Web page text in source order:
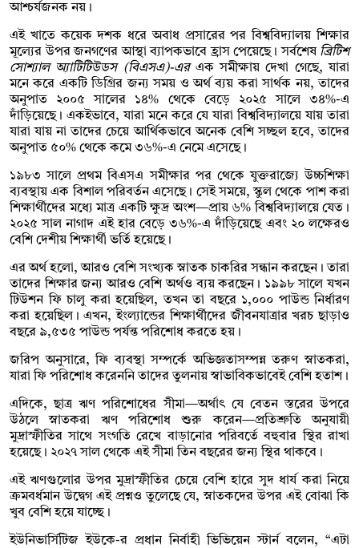
আশ্চর্যজনক নয়।
এই খাতে কয়েক দশক ধরে অবাধ প্রসারের পর বিশ্ববিদ্যালয় শিক্ষার
মূল্যের উপর জনগণের আস্থা ব্যাপকভাবে হ্রাস পেয়েছে। সর্বশেষ ব্রিটিশ
সোশ্যাল অ্যাটিটিউডস (বিএসএ)-এরএক সমীক্ষায় দেখা গেছে, যারা
মনে করে একটি ডিগ্রির জন্য সময় ও অর্থ ব্যয় করা সার্থক নয়, তাদের
অনুপাত ২০০৫ সালের ১৪% থেকে বেড়ে ২০২৫ সালে ৩৪%-এ
দাঁড়িয়েছে। একইভাবে, যারা মনে করে যে যারা বিশ্ববিদ্যালয়ে যায় তারা
যারা যায় না তাদের চেয়ে আর্থিকভাবে অনেক বেশি সচ্ছল হবে, তাদের
অনুপাত ৫০% থেকে কমে ৩৬%-এ নেমে এসেছে।
১৯৮৩ সালে প্রথম বিএসএ সমীক্ষার পর থেকে যুক্তরাজ্যে উচ্চশিক্ষা
ব্যবস্থায় এক বিশাল পরিবর্তন এসেছে। সেই সময়ে, স্কুল থেকে পাশ করা
শিক্ষার্থীদের মধ্যে মাত্র একটি ক্ষুদ্র অংশ—প্রায় ৬% বিশ্ববিদ্যালয়ে যেত।
২০২৫ সাল নাগাদ এই হার বেড়ে ৩৬%-এ দাঁড়িয়েছে এবং ২০ লক্ষেরও
বেশি দেশীয় শিক্ষার্থী ভর্তি হয়েছে।
এর অর্থ হলো, আরও বেশি সংখ্যক স্নাতক চাকরির সন্ধান করছেন। তারা
তাদের শিক্ষার জন্য আরও বেশি অর্থও ব্যয় করছেন। ১৯৯৮ সালে যখন
টিউশন ফি চালু করা হয়েছিল, তখন তা বছরে ১,০০০ পাউন্ড নির্ধারণ
করা হয়েছিল। এখন, ইংল্যান্ডের শিক্ষার্থীদের জীবনযাত্রার খরচ ছাড়াও
বছরে ৯,৫৩৫ পাউন্ড পর্যন্ত পরিশোধ করতে হয়।
জরিপ অনুসারে, ফি ব্যবস্থা সম্পর্কে অভিজ্ঞতাসম্পন্ন তরুণ স্নাতকরা,
যারা ফি পরিশোধ করেননি তাদের তুলনায় স্বাভাবিকভাবেই বেশি হতাশ।
এদিকে, ছাত্র ঋণ পরিশোধের সীমা—অর্থাৎ যে বেতন স্তরের উপরে
উঠলে স্নাতকরা ঋণ পরিশোধ শুরু করেন—প্রতিশ্রুতি অনুযায়ী
মুদ্রাস্ফীতির সাথে সংগতি রেখে বাড়ানোর পরিবর্তে বহুবার স্থির রাখা
হয়েছে। ২০২৭ সাল থেকে এই সীমা তিন বছরের জন্য স্থির থাকবে।
এই ঋণগুলোর উপর মুদ্রাস্ফীতির চেয়ে বেশি হারে সুদ ধার্য করা নিয়ে
ক্রমবর্ধমান উদ্বেগ এই প্রশ্নও তুলেছে যে, স্নাতকদের উপর এই বোঝা কি
খুব বেশি হয়ে যাচ্ছে।
ইউনিভার্সিটিজ ইউকে-র প্রধান নির্বাহী ভিভিয়েন স্টার্ন বলেন, “এটা